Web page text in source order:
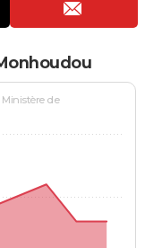
Ministère de